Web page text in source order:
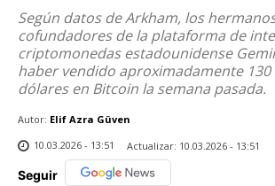
Según datos de Arkham, los
cofundadores de la plataforma de
criptomonedas estadounidense
haber vendido aproximadamente
dólares en Bitcoin la semana pasada.
Autor: Elif Azra Güven
10.03.2026 - 13:51
Actualizar: 10.03.2026 - 13:51
Seguir